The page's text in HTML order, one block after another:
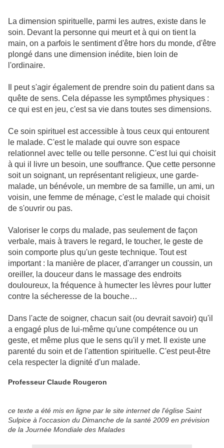
La dimension spirituelle, parmi les autres, existe dans le
soin. Devant la personne qui meurt et à qui on tient la
main, on a parfois le sentiment d'être hors du monde, d'être
plongé dans une dimension inédite, bien loin de
l'ordinaire.
Il peut s'agir également de prendre soin du patient dans sa
quête de sens. Cela dépasse les symptômes physiques :
ce qui est en jeu, c'est sa vie dans toutes ses dimensions.
Ce soin spirituel est accessible à tous ceux qui entourent
le malade. C'est le malade qui ouvre son espace
relationnel avec telle ou telle personne. C'est lui qui choisit
à qui il livre un besoin, une souffrance. Que cette personne
soit un soignant, un représentant religieux, une garde-
malade, un bénévole, un membre de sa famille, un ami, un
voisin, une femme de ménage, c'est le malade qui choisit
de s'ouvrir ou pas.
Valoriser le corps du malade, pas seulement de façon
verbale, mais à travers le regard, le toucher, le geste de
soin comporte plus qu'un geste technique. Tout est
important : la manière de placer, d'arranger un coussin, un
oreiller, la douceur dans le massage des endroits
douloureux, la fréquence à humecter les lèvres pour lutter
contre la sécheresse de la bouche…
Dans l'acte de soigner, chacun sait (ou devrait savoir) qu'il
a engagé plus de lui-même qu'une compétence ou un
geste, et même plus que le sens qu'il y met. Il existe une
parenté du soin et de l'attention spirituelle. C'est peut-être
cela respecter la dignité d'un malade.
Professeur Claude Rougeron
ce texte a été mis en ligne par le site internet de l'église Saint
Sulpice à l'occasion du Dimanche de la santé 2009 en prévision
de la Journée Mondiale des Malades